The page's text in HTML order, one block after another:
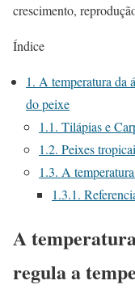
crescimento,
Índice
1. A temperatura da
do peixe
1.1. Tilápias e
1.2. Peixes
1.3. A
1.3.1.
A
regula a